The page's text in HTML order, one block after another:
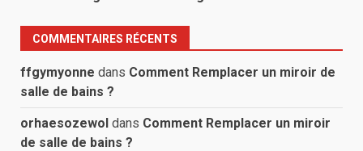
COMMENTAIRES RÉCENTS
ffgymyonne dans Comment Remplacer un miroir de
salle de bains ?
orhaesozewol dans Comment Remplacer un miroir
de salle de bains ?